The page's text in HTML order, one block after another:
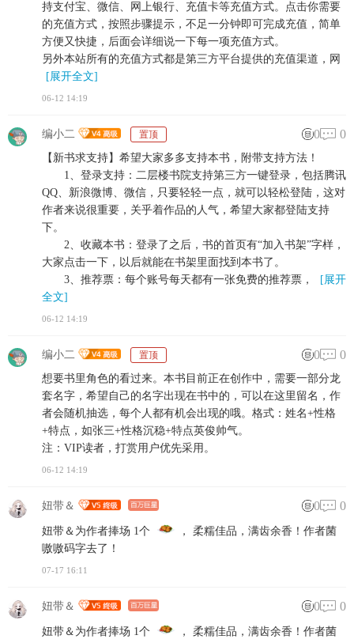
持支付宝、微信、网上银行、充值卡等充值方式。点击你需要
的充值方式，按照步骤提示，不足一分钟即可完成充值，简单
方便又快捷，后面会详细说一下每一项充值方式。
另外本站所有的充值方式都是第三方平台提供的充值渠道，网
[展开全文]
06-12 14:19
编小二 置顶 0 0
【新书求支持】希望大家多多支持本书，附带支持方法！
1、登录支持：二层楼书院支持第三方一键登录，包括腾讯
QQ、新浪微博、微信，只要轻轻一点，就可以轻松登陆，这对
作者来说很重要，关乎着作品的人气，希望大家都登陆支持
下。
2、收藏本书：登录了之后，书的首页有“加入书架”字样，
大家点击一下，以后就能在书架里面找到本书了。
3、推荐票：每个账号每天都有一张免费的推荐票，
[展开
全文]
06-12 14:19
编小二 置顶 0 0
想要书里角色的看过来。本书目前正在创作中，需要一部分龙
套名字，希望自己的名字出现在书中的，可以在这里留名，作
者会随机抽选，每个人都有机会出现的哦。格式：姓名+性格
+特点，如张三+性格沉稳+特点英俊帅气。
注：VIP读者，打赏用户优先采用。
06-12 14:19
妞带＆ 0 0
妞带＆为作者捧场 1个
， 柔糯佳品，满齿余香！作者菌
嗷嗷码字去了！
07-17 16:11
妞带＆ 0 0
妞带＆为作者捧场 1个
， 柔糯佳品，满齿余香！作者菌